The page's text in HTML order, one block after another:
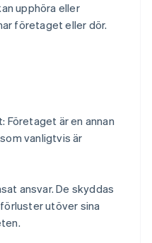
upphöra eller
företaget eller dör.
är en annan
vanligtvis är
ansvar. De skyddas
utöver sina